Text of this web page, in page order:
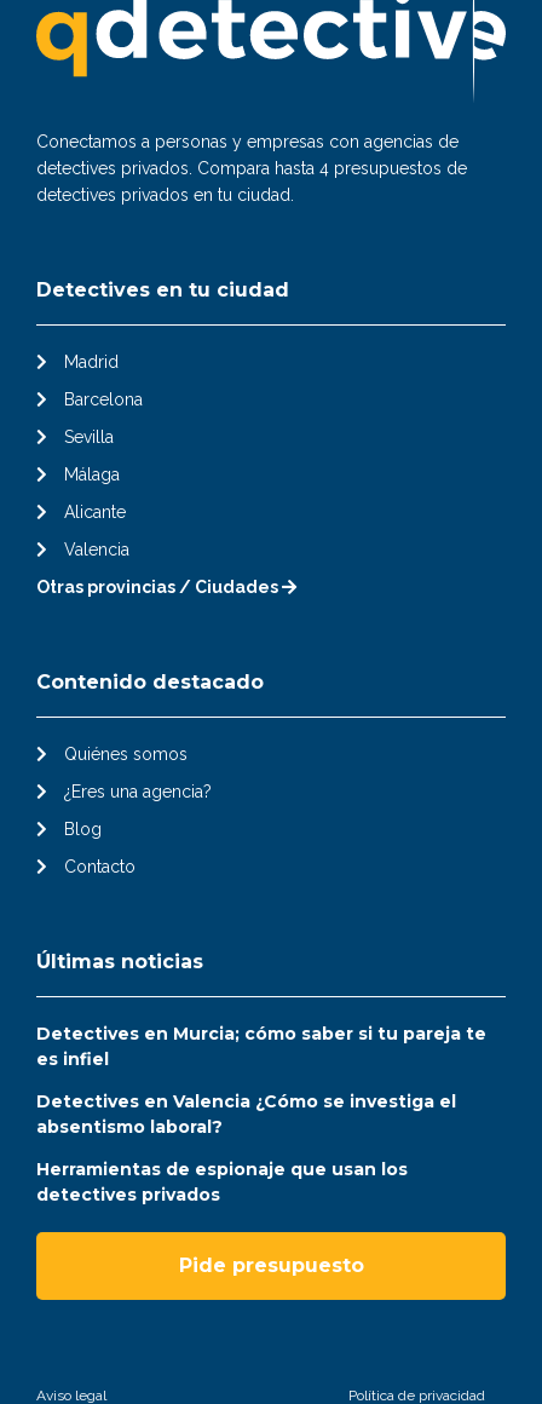
Conectamos a personas y empresas con agencias de
detectives privados. Compara hasta 4 presupuestos de
detectives privados en tu ciudad.
Detectives en tu ciudad
Madrid
Barcelona
Sevilla
Málaga
Alicante
Valencia
Otras provincias / Ciudades
Contenido destacado
Quiénes somos
¿Eres una agencia?
Blog
Contacto
Últimas noticias
Detectives en Murcia; cómo saber si tu pareja te
es infiel
Detectives en Valencia ¿Cómo se investiga el
absentismo laboral?
Herramientas de espionaje que usan los
detectives privados
Pide presupuesto
Aviso legal Política de privacidad